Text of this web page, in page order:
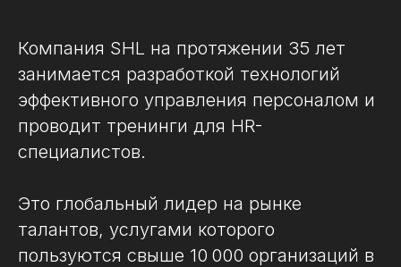
Компания SHL на протяжении 35 лет
занимается разработкой технологий
эффективного управления персоналом и
проводит тренинги для HR-
специалистов.
Это глобальный лидер на рынке
талантов, услугами которого
пользуются свыше 10 000 организаций в